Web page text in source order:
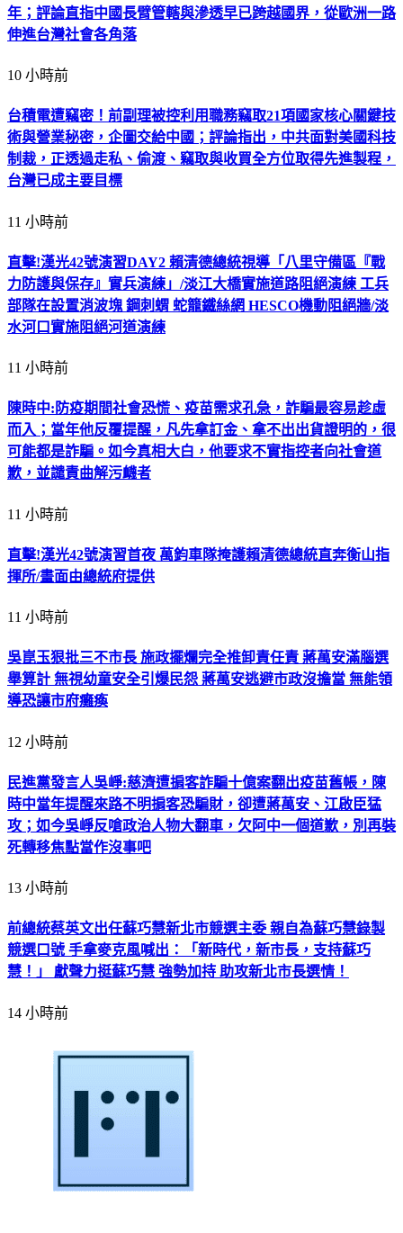
年；評論直指中國長臂管轄與滲透早已跨越國界，從歐洲一路
伸進台灣社會各角落
10 小時前
台積電遭竊密！前副理被控利用職務竊取21項國家核心關鍵技
術與營業秘密，企圖交給中國；評論指出，中共面對美國科技
制裁，正透過走私、偷渡、竊取與收買全方位取得先進製程，
台灣已成主要目標
11 小時前
直擊!漢光42號演習DAY2 賴清德總統視導「八里守備區『戰
力防護與保存』實兵演練」/淡江大橋實施道路阻絕演練 工兵
部隊在設置消波塊 鋼刺蝟 蛇籠鐵絲網 HESCO機動阻絕牆/淡
水河口實施阻絕河道演練
11 小時前
陳時中:防疫期間社會恐慌、疫苗需求孔急，詐騙最容易趁虛
而入；當年他反覆提醒，凡先拿訂金、拿不出出貨證明的，很
可能都是詐騙。如今真相大白，他要求不實指控者向社會道
歉，並譴責曲解污衊者
11 小時前
直擊!漢光42號演習首夜 萬鈞車隊掩護賴清德總統直奔衡山指
揮所/畫面由總統府提供
11 小時前
吳崑玉狠批三不市長 施政擺爛完全推卸責任責 蔣萬安滿腦選
舉算計 無視幼童安全引爆民怨 蔣萬安逃避市政沒擔當 無能領
導恐讓市府癱瘓
12 小時前
民進黨發言人吳崢:慈濟遭掮客詐騙十億案翻出疫苗舊帳，陳
時中當年提醒來路不明掮客恐騙財，卻遭蔣萬安、江啟臣猛
攻；如今吳崢反嗆政治人物大翻車，欠阿中一個道歉，別再裝
死轉移焦點當作沒事吧
13 小時前
前總統蔡英文出任蘇巧慧新北市競選主委 親自為蘇巧慧錄製
競選口號 手拿麥克風喊出：「新時代，新市長，支持蘇巧
慧！」 獻聲力挺蘇巧慧 強勢加持 助攻新北市長選情！
14 小時前